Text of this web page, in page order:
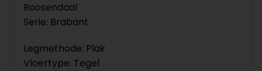
Roosendaal
Serie: Brabant
Legmethode: Plak
Vloertype: Tegel